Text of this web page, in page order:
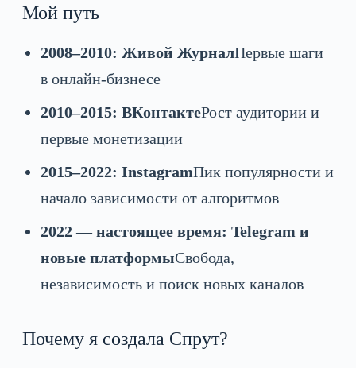
Мой путь
2008–2010: Живой ЖурналПервые шаги
в онлайн-бизнесе
2010–2015: ВКонтактеРост аудитории и
первые монетизации
2015–2022: InstagramПик популярности и
начало зависимости от алгоритмов
2022 — настоящее время: Telegram и
новые платформыСвобода,
независимость и поиск новых каналов
Почему я создала Спрут?